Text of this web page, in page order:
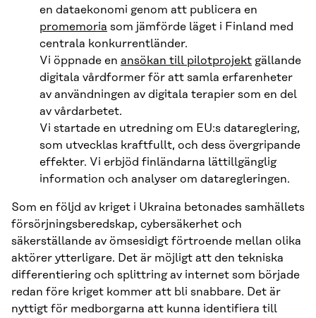
en dataekonomi genom att publicera en
promemoria som jämförde läget i Finland med
centrala konkurrentländer.
Vi öppnade en ansökan till pilotprojekt gällande
digitala vårdformer för att samla erfarenheter
av användningen av digitala terapier som en del
av vårdarbetet.
Vi startade en utredning om EU:s datareglering,
som utvecklas kraftfullt, och dess övergripande
effekter. Vi erbjöd finländarna lättillgänglig
information och analyser om dataregleringen.
Som en följd av kriget i Ukraina betonades samhällets
försörjningsberedskap, cybersäkerhet och
säkerställande av ömsesidigt förtroende mellan olika
aktörer ytterligare. Det är möjligt att den tekniska
differentiering och splittring av internet som började
redan före kriget kommer att bli snabbare. Det är
nyttigt för medborgarna att kunna identifiera till